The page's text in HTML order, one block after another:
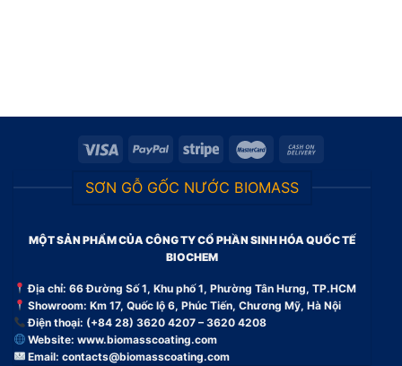
SƠN GỖ GỐC NƯỚC BIOMASS
MỘT SẢN PHẨM CỦA CÔNG TY CỔ PHẦN SINH HÓA QUỐC TẾ
BIOCHEM
Địa chỉ: 66 Đường Số 1, Khu phố 1, Phường Tân Hưng, TP.HCM
Showroom: Km 17, Quốc lộ 6, Phúc Tiến, Chương Mỹ, Hà Nội
Điện thoại: (+84 28) 3620 4207 – 3620 4208
Website:www.biomasscoating.com
Email:contacts@biomasscoating.com